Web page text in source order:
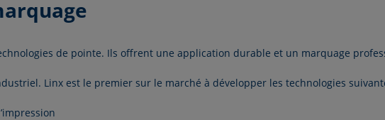
de pointe. Ils offrent une application durable et un marquage
Linx est le premier sur le marché à développer les technologies